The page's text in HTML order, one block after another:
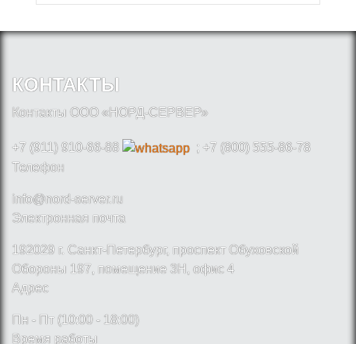
КОНТАКТЫ
Контакты ООО «НОРД-СЕРВЕР»
+7 (911) 910-66-88
; +7 (800) 555-86-78
Телефон
info@nord-server.ru
Электронная почта
192029 г. Санкт-Петербург, проспект Обуховской
Обороны 197, помещение 3Н, офис 4
Адрес
Пн - Пт (10:00 - 18:00)
Время работы